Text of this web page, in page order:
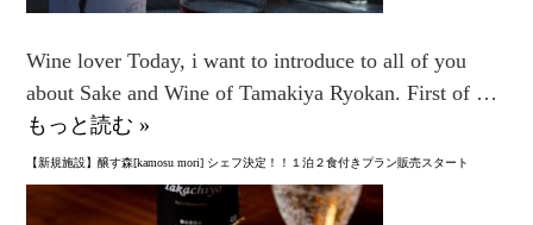
Wine lover Today, i want to introduce to all of you
about Sake and Wine of Tamakiya Ryokan. First of …
もっと読む »
【新規施設】醸す森[kamosu mori] シェフ決定！！１泊２食付きプラン販売スタート